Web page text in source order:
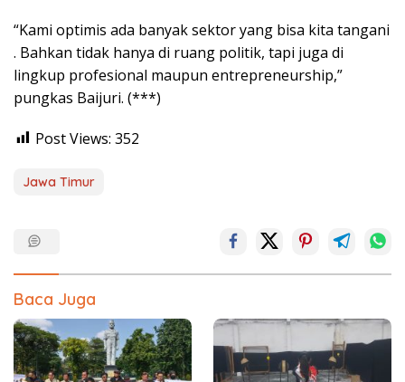
“Kami optimis ada banyak sektor yang bisa kita tangani
. Bahkan tidak hanya di ruang politik, tapi juga di
lingkup profesional maupun entrepreneurship,”
pungkas Baijuri. (***)
Post Views: 352
Jawa Timur
Baca Juga